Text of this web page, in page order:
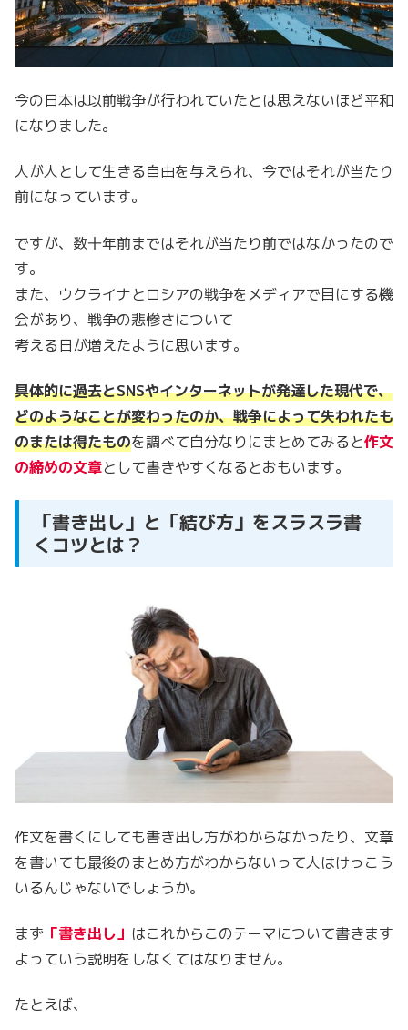
今の日本は以前戦争が行われていたとは思えないほど平和
になりました。
人が人として生きる自由を与えられ、今ではそれが当たり
前になっています。
ですが、数十年前まではそれが当たり前ではなかったので
す。
また、ウクライナとロシアの戦争をメディアで目にする機
会があり、戦争の悲惨さについて
考える日が増えたように思います。
具体的に過去とSNSやインターネットが発達した現代で、
どのようなことが変わったのか、戦争によって失われたも
のまたは得たものを調べて自分なりにまとめてみると作文
の締めの文章として書きやすくなるとおもいます。
「書き出し」と「結び方」をスラスラ書
くコツとは？
作文を書くにしても書き出し方がわからなかったり、文章
を書いても最後のまとめ方がわからないって人はけっこう
いるんじゃないでしょうか。
まず 「書き出し」 はこれからこのテーマについて書きます
よっていう説明をしなくてはなりません。
たとえば、